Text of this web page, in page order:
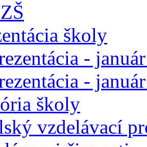
školy
-
-
školy
vzdelávací